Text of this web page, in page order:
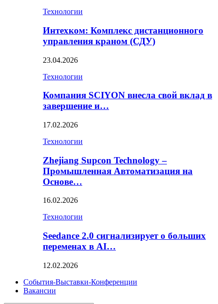
Технологии
Интехком: Комплекс дистанционного
управления краном (СДУ)
23.04.2026
Технологии
Компания SCIYON внесла свой вклад в
завершение и…
17.02.2026
Технологии
Zhejiang Supcon Technology –
Промышленная Автоматизация на
Основе…
16.02.2026
Технологии
Seedance 2.0 сигнализирует о больших
переменах в AI…
12.02.2026
События-Выставки-Конференции
Вакансии